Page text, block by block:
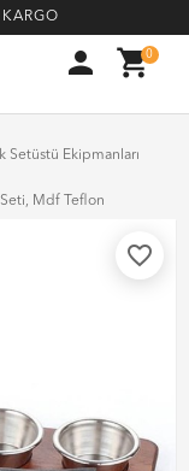
person shopping_cart0
Setüstü Ekipmanları
Mdf Teflon
favorite_border